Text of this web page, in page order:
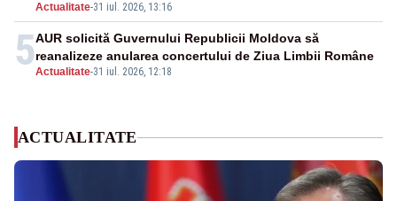
Actualitate-31 iul. 2026, 13:16
5Actualitate-31 iul. 2026, 12:18
AUR solicită Guvernului Republicii Moldova să
reanalizeze anularea concertului de Ziua Limbii Române
ACTUALITATE